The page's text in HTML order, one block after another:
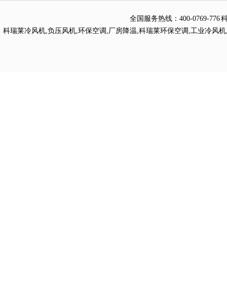
全国服务热线： 400-0769-776
科瑞莱冷风机,负压风机,环保空调 ,厂房降温,科瑞莱环保空调 ,工业冷风机